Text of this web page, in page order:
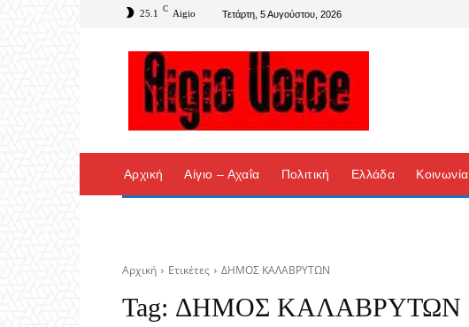
25.1 C Aigio Τετάρτη, 5 Αυγούστου, 2026
Αρχική Αίγιο – Αχαΐα Πολιτική Ελλάδα Κοινωνία
Αρχική Ετικέτες ΔΗΜΟΣ ΚΑΛΑΒΡΥΤΩΝ
Tag: ΔΗΜΟΣ ΚΑΛΑΒΡΥΤΩΝ